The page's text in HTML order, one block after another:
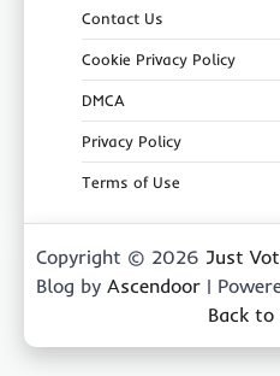
Contact Us
Cookie Privacy Policy
DMCA
Privacy Policy
Terms of Use
Copyright © 2026 Just
Blog by Ascendoor |
Back to